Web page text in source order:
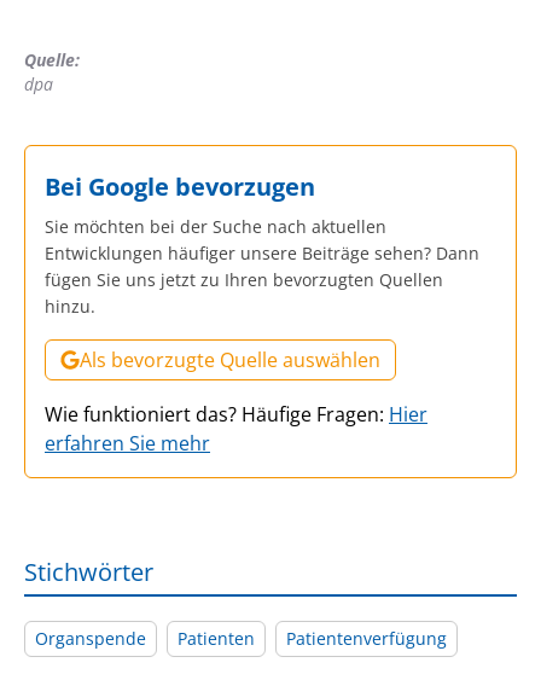
Quelle:
dpa
Bei Google bevorzugen
Sie möchten bei der Suche nach aktuellen
Entwicklungen häufiger unsere Beiträge sehen? Dann
fügen Sie uns jetzt zu Ihren bevorzugten Quellen
hinzu.
Als bevorzugte Quelle auswählen
Wie funktioniert das? Häufige Fragen: Hier
erfahren Sie mehr
Stichwörter
Organspende Patienten Patientenverfügung